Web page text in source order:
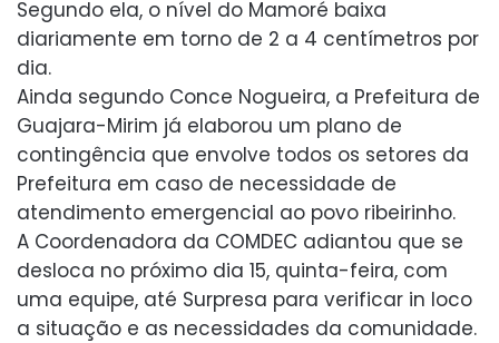
Segundo ela, o nível do Mamoré baixa
diariamente em torno de 2 a 4 centímetros por
dia.
Ainda segundo Conce Nogueira, a Prefeitura de
Guajara-Mirim já elaborou um plano de
contingência que envolve todos os setores da
Prefeitura em caso de necessidade de
atendimento emergencial ao povo ribeirinho.
A Coordenadora da COMDEC adiantou que se
desloca no próximo dia 15, quinta-feira, com
uma equipe, até Surpresa para verificar in loco
a situação e as necessidades da comunidade.